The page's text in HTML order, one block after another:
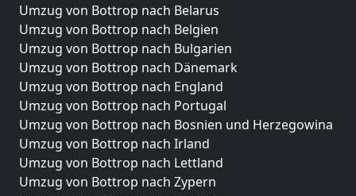
Umzug von Bottrop nach Belarus
Umzug von Bottrop nach Belgien
Umzug von Bottrop nach Bulgarien
Umzug von Bottrop nach Dänemark
Umzug von Bottrop nach England
Umzug von Bottrop nach Portugal
Umzug von Bottrop nach Bosnien und Herzegowina
Umzug von Bottrop nach Irland
Umzug von Bottrop nach Lettland
Umzug von Bottrop nach Zypern